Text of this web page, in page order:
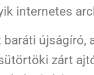
internetes
újságíró,
zárt